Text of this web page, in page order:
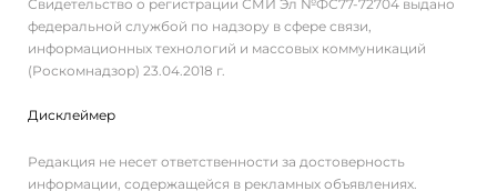
Свидетельство о регистрации СМИ Эл №ФС77-72704 выдано
федеральной службой по надзору в сфере связи,
информационных технологий и массовых коммуникаций
(Роскомнадзор) 23.04.2018 г.
Дисклеймер
Редакция не несет ответственности за достоверность
информации, содержащейся в рекламных объявлениях.